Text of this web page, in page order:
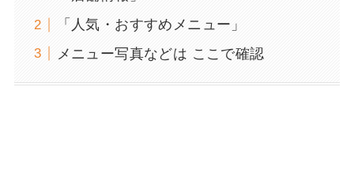
「人気・おすすめメニュー」
メニュー写真などは ここで確認